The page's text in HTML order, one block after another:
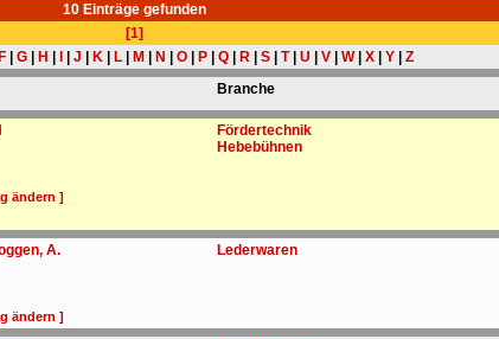
10 Einträge gefunden
[1]
F| G| H J K| L| M N O| P| Q| R| S| T| U V| W| X| Y| Z
Branche
ändern ]
Fördertechnik
Hebebühnen
A.
ändern ]
Lederwaren